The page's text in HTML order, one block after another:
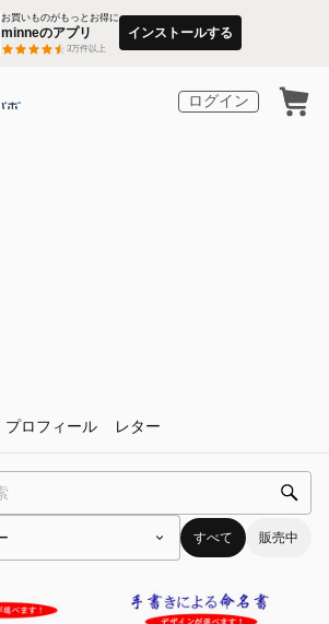
お買いものがもっとお得に
minneのアプリ
3万件以上
インストールする
ログイン
プロフィール レター
すべて 販売中